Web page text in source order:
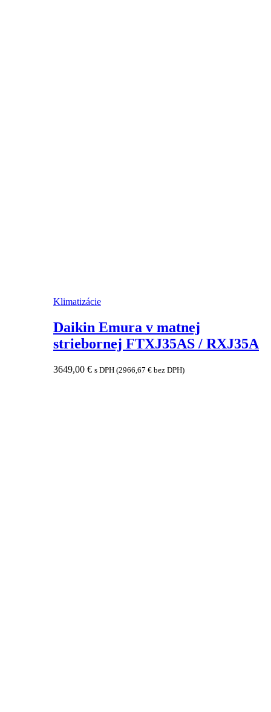
Klimatizácie
Daikin Emura v matnej
striebornej FTXJ35AS / RXJ35A
3649,00 € s DPH (2966,67 € bez DPH)